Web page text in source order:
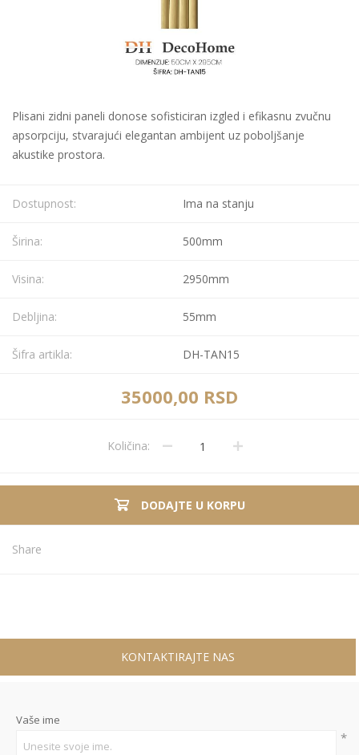
Plisani zidni paneli donose sofisticiran izgled i efikasnu zvučnu
apsorpciju, stvarajući elegantan ambijent uz poboljšanje
akustike prostora.
Dostupnost: Ima na stanju
Širina: 500mm
Visina: 2950mm
Debljina: 55mm
Šifra artikla: DH-TAN15
35000,00 RSD
Količina:
DODAJTE U KORPU
Share
KONTAKTIRAJTE NAS
Vaše ime
*